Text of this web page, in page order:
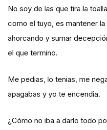
No soy de las que tira la
como el tuyo, es mantener
ahorcando y sumar
el que termino.
Me pedias, lo tenias, me
apagabas y yo te encendia.
¿Cómo no iba a darlo todo